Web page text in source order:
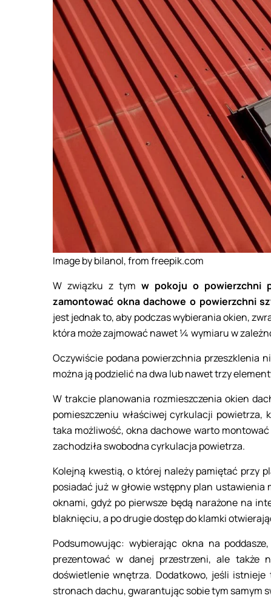
Image by bilanol, from freepik.com
W związku z tym w pokoju o powierzchni
zamontować okna dachowe o powierzchni
jest jednak to, aby podczas wybierania okien,
która może zajmować nawet ¼ wymiaru w
Oczywiście podana powierzchnia przeszklenia
można ją podzielić na dwa lub nawet trzy
W trakcie planowania rozmieszczenia okien
pomieszczeniu właściwej cyrkulacji
taka możliwość, okna dachowe warto
zachodziła swobodna cyrkulacja powietrza.
Kolejną kwestią, o której należy pamiętać przy
posiadać już w głowie wstępny plan
oknami, gdyż po pierwsze będą narażone na
blaknięciu, a po drugie dostęp do klamki
Podsumowując: wybierając okna na
prezentować w danej przestrzeni, ale także
doświetlenie wnętrza. Dodatkowo, jeśli
stronach dachu, gwarantując sobie tym samym